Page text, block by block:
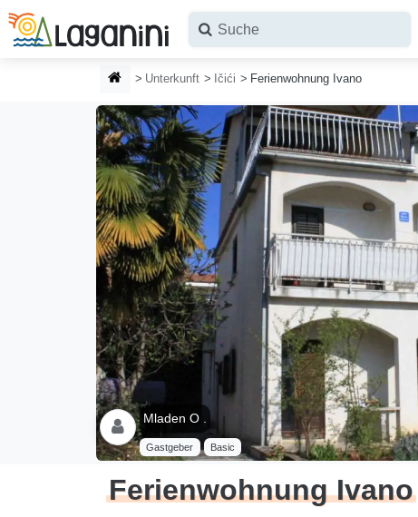
Zum Hauptinhalt springen
STARTSEITE
Unterkunft Ičići Ferienwohnung Ivano
Mladen O .
Gastgeber Basic
Ferienwohnung Ivano